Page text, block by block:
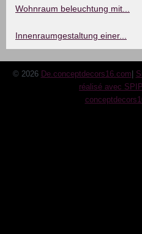
Wohnraum beleuchtung mit...
Innenraumgestaltung einer...
© 2026 De.conceptdecors16.com|
réalisé avec SPIP